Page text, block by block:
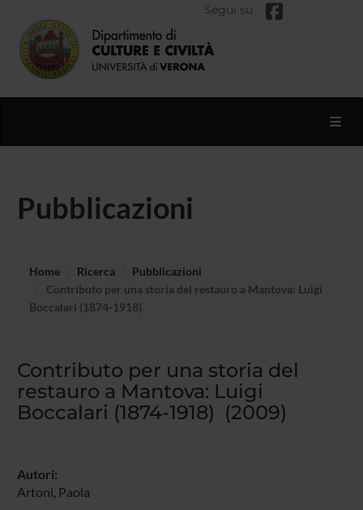
Segui su
Pubblicazioni
Home Ricerca
Pubblicazioni
Contributo per una storia del restauro a Mantova: Luigi
Boccalari (1874-1918)
Contributo per una storia del
restauro a Mantova: Luigi
Boccalari (1874-1918) (2009)
Autori:
Artoni, Paola